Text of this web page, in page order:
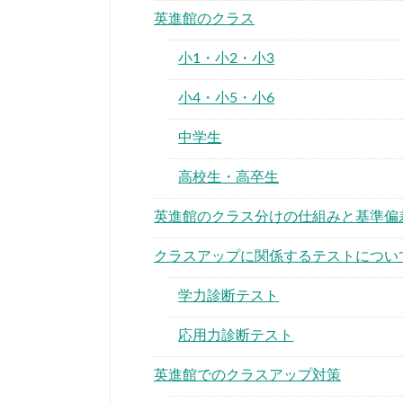
英進館のクラス
小1・小2・小3
小4・小5・小6
中学生
高校生・高卒生
英進館のクラス分けの仕組みと基準偏
クラスアップに関係するテストについ
学力診断テスト
応用力診断テスト
英進館でのクラスアップ対策